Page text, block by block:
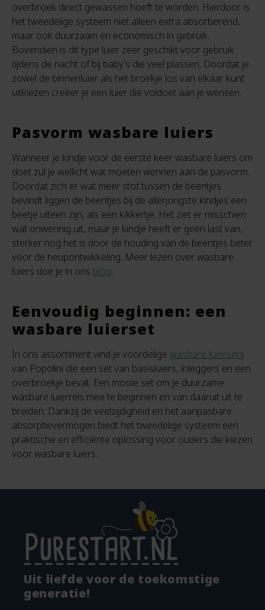
overbroek direct gewassen hoeft te worden. Hierdoor is
het tweedelige systeem niet alleen extra absorberend,
maar ook duurzaam en economisch in gebruik.
Bovendien is dit type luier zeer geschikt voor gebruik
tijdens de nacht of bij baby’s die veel plassen. Doordat je
zowel de binnenluier als het broekje los van elkaar kunt
uitkiezen creëer je een luier die voldoet aan je wensen.
Pasvorm wasbare luiers
Wanneer je kindje voor de eerste keer wasbare luiers om
doet zul je wellicht wat moeten wennen aan de pasvorm.
Doordat zich er wat meer stof tussen de beentjes
bevindt liggen de beentjes bij de allerjongste kindjes een
beetje uiteen zijn, als een kikkertje. Het ziet er misschien
wat onwennig uit, maar je kindje heeft er geen last van,
sterker nog het is door de houding van de beentjes beter
voor de heupontwikkeling. Meer lezen over wasbare
luiers doe je in ons blog.
Eenvoudig beginnen: een
wasbare luierset
In ons assortiment vind je voordelige wasbare luiersets
van Popolini die een set van basisluiers, inleggers en een
overbroekje bevat. Een mooie set om je duurzame
wasbare luierreis mee te beginnen en van daaruit uit te
breiden. Dankzij de veelzijdigheid en het aanpasbare
absorptievermogen biedt het tweedelige systeem een
praktische en efficiënte oplossing voor ouders die kiezen
voor wasbare luiers.
Uit liefde voor de toekomstige
generatie!